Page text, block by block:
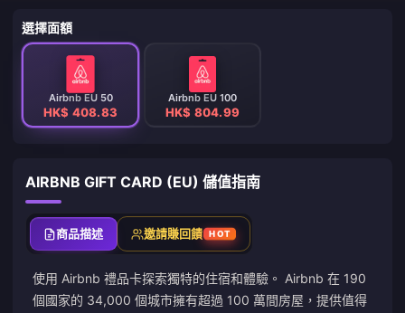
選擇面額
Airbnb EU 50
HK$ 408.83
Airbnb EU 100
HK$ 804.99
AIRBNB GIFT CARD (EU) 儲值指南
商品描述 邀請賺回饋 HOT
使用 Airbnb 禮品卡探索獨特的住宿和體驗。 Airbnb 在 190
個國家的 34,000 個城市擁有超過 100 萬間房屋，提供值得